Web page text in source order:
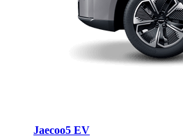
Jaecoo5 EV